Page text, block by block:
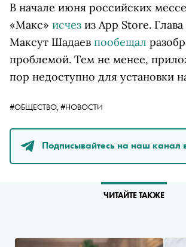
В начале июня российских
«Макс» исчез из App Store.
Максут Шадаев пообещал
проблемой. Тем не менее,
пор недоступно для установки
#ОБЩЕСТВО, #НОВОСТИ
Подписывайтесь на наш канал
ЧИТАЙТЕ ТАКЖЕ